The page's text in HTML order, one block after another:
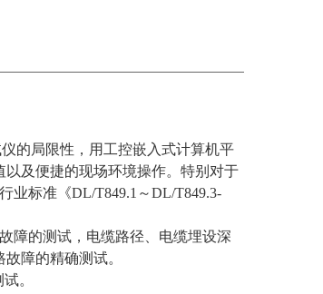
的局限性，用工控嵌入式计算机平
及便捷的现场环境操作。特别对于
业标准《DL/T849.1～DL/T849.3-
障的测试，电缆路径、电缆埋设深
障的精确测试。
。